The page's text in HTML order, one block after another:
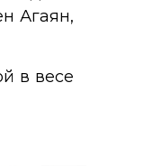
Агаян,
в весе